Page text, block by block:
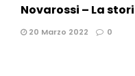
Novarossi – La
20 Marzo 2022 0